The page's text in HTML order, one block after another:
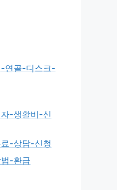
연골-디스크-
-생활비-신
-상담-신청
-환급